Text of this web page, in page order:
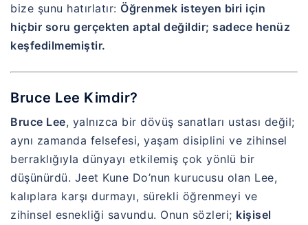
bize şunu hatırlatır: Öğrenmek isteyen biri için
hiçbir soru gerçekten aptal değildir; sadece henüz
keşfedilmemiştir.
Bruce Lee Kimdir?
Bruce Lee, yalnızca bir dövüş sanatları ustası değil;
aynı zamanda felsefesi, yaşam disiplini ve zihinsel
berraklığıyla dünyayı etkilemiş çok yönlü bir
düşünürdü. Jeet Kune Do’nun kurucusu olan Lee,
kalıplara karşı durmayı, sürekli öğrenmeyi ve
zihinsel esnekliği savundu. Onun sözleri; kişisel